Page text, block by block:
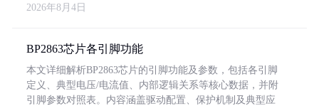
2026年8月4日
BP2863芯片各引脚功能
本文详细解析BP2863芯片的引脚功能及参数，包括各引脚
定义、典型电压/电流值、内部逻辑关系等核心数据，并附
引脚参数对照表。内容涵盖驱动配置、保护机制及典型应